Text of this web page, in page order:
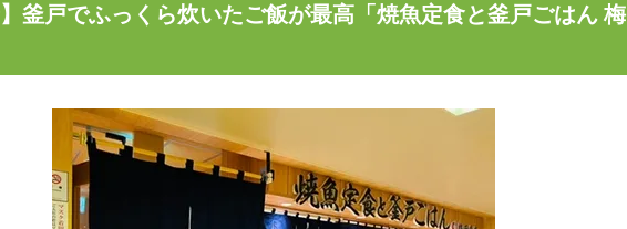
】釜戸でふっくら炊いたご飯が最高「焼魚定食と釜戸ごはん 梅